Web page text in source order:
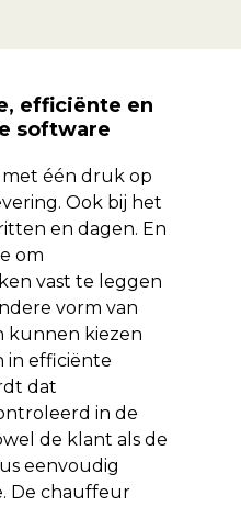
efficiënte en
software
één druk op
Ook bij het
en dagen. En
om
vast te leggen
vorm van
kunnen kiezen
in efficiënte
dat
in de
de klant als de
eenvoudig
De chauffeur